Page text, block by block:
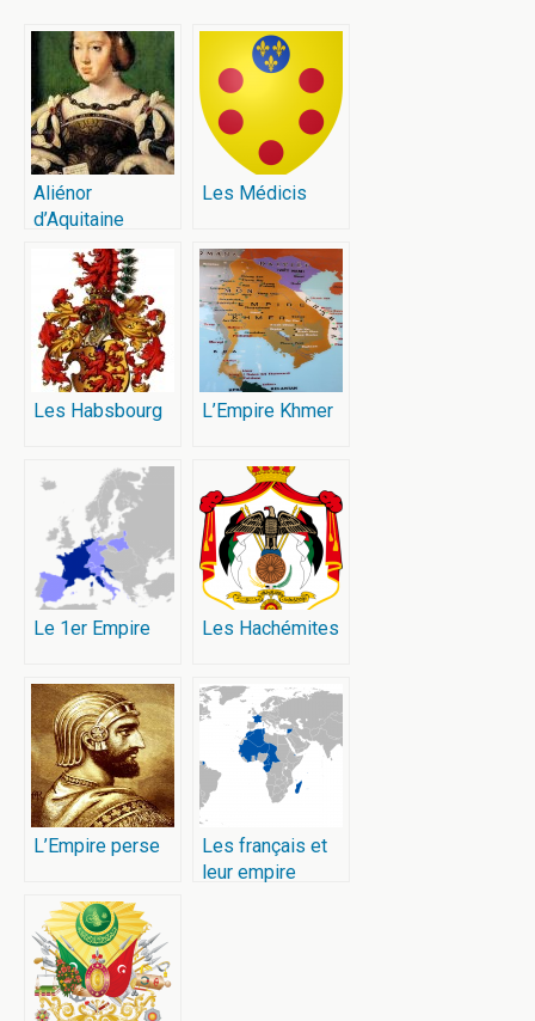
Aliénor
d’Aquitaine
Les Médicis
Les Habsbourg L’Empire Khmer
Le 1er Empire Les Hachémites
L’Empire perse
Les français et
leur empire